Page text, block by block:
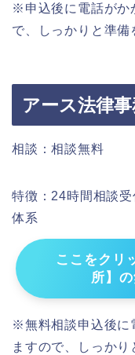
※申込後に電話がか
で、しっかりと準備
アース法律
相談：相談無料
特徴：24時間相談
体系
ここをクリ
所】
※無料相談申込後に
ますので、しっかり